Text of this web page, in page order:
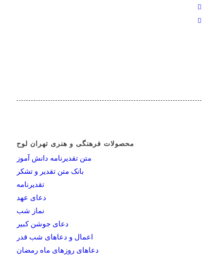
محصولات فرهنگی و هنری تهران لوح
متن تقدیرنامه دانش آموز
بانک متن تقدیر و تشکر
تقدیرنامه
دعای عهد
نماز شب
دعای جوشن کبیر
اعمال و دعاهای شب قدر
دعاهای روزهای ماه رمضان